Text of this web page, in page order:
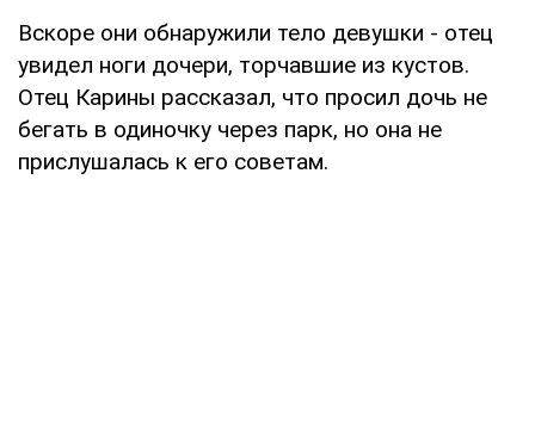
Вскоре они обнаружили тело девушки - отец
увидел ноги дочери, торчавшие из кустов.
Отец Карины рассказал, что просил дочь не
бегать в одиночку через парк, но она не
прислушалась к его советам.